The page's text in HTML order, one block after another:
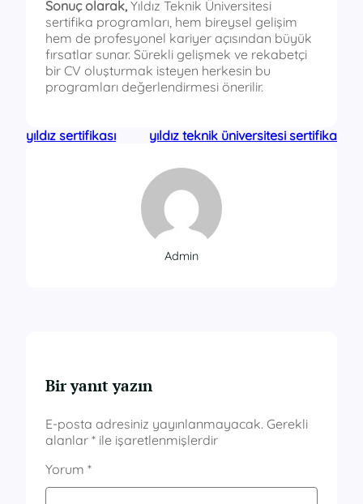
Sonuç olarak, Yıldız Teknik Üniversitesi
sertifika programları, hem bireysel gelişim
hem de profesyonel kariyer açısından büyük
fırsatlar sunar. Sürekli gelişmek ve rekabetçi
bir CV oluşturmak isteyen herkesin bu
programları değerlendirmesi önerilir.
yıldız sertifikası yıldız teknik üniversitesi sertifika
Admin
Bir yanıt yazın
E-posta adresiniz yayınlanmayacak. Gerekli
alanlar * ile işaretlenmişlerdir
Yorum *